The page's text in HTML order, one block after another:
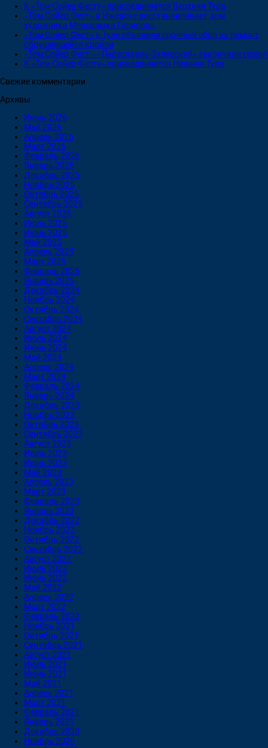
К «Том Сойер Фесту» присоединяется Верхняя Тура
«Том Сойер Фест» в Ижевске восстанавливает дом
художника Менсадыка Гарипова
«Том Сойер Фест» в Туле объявили срочный сбор на ремонт
обрушившейся кровли
«Том Сойер Фест — Переславль-Залесский» закончили сезон!
К «Том Сойер Фесту» присоединяется Нижняя Тура
Свежие комментарии
Архивы
Июнь 2026
Май 2026
Апрель 2026
Март 2026
Февраль 2026
Январь 2026
Декабрь 2025
Ноябрь 2025
Октябрь 2025
Сентябрь 2025
Август 2025
Июль 2025
Июнь 2025
Май 2025
Апрель 2025
Март 2025
Февраль 2025
Январь 2025
Декабрь 2024
Ноябрь 2024
Октябрь 2024
Сентябрь 2024
Август 2024
Июль 2024
Июнь 2024
Май 2024
Апрель 2024
Март 2024
Февраль 2024
Январь 2024
Декабрь 2023
Ноябрь 2023
Октябрь 2023
Сентябрь 2023
Август 2023
Июль 2023
Июнь 2023
Май 2023
Апрель 2023
Март 2023
Февраль 2023
Январь 2023
Декабрь 2022
Ноябрь 2022
Октябрь 2022
Сентябрь 2022
Август 2022
Июль 2022
Июнь 2022
Май 2022
Апрель 2022
Март 2022
Февраль 2022
Ноябрь 2021
Октябрь 2021
Сентябрь 2021
Август 2021
Июль 2021
Июнь 2021
Май 2021
Апрель 2021
Март 2021
Февраль 2021
Январь 2021
Декабрь 2020
Ноябрь 2020